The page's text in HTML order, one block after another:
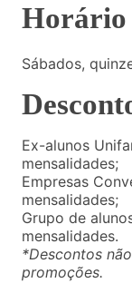
Horário
Sábados,
Ex-alunos
mensalidades;
Empresas
mensalidades;
Grupo de
mensalidades.
*Descontos
promoções.